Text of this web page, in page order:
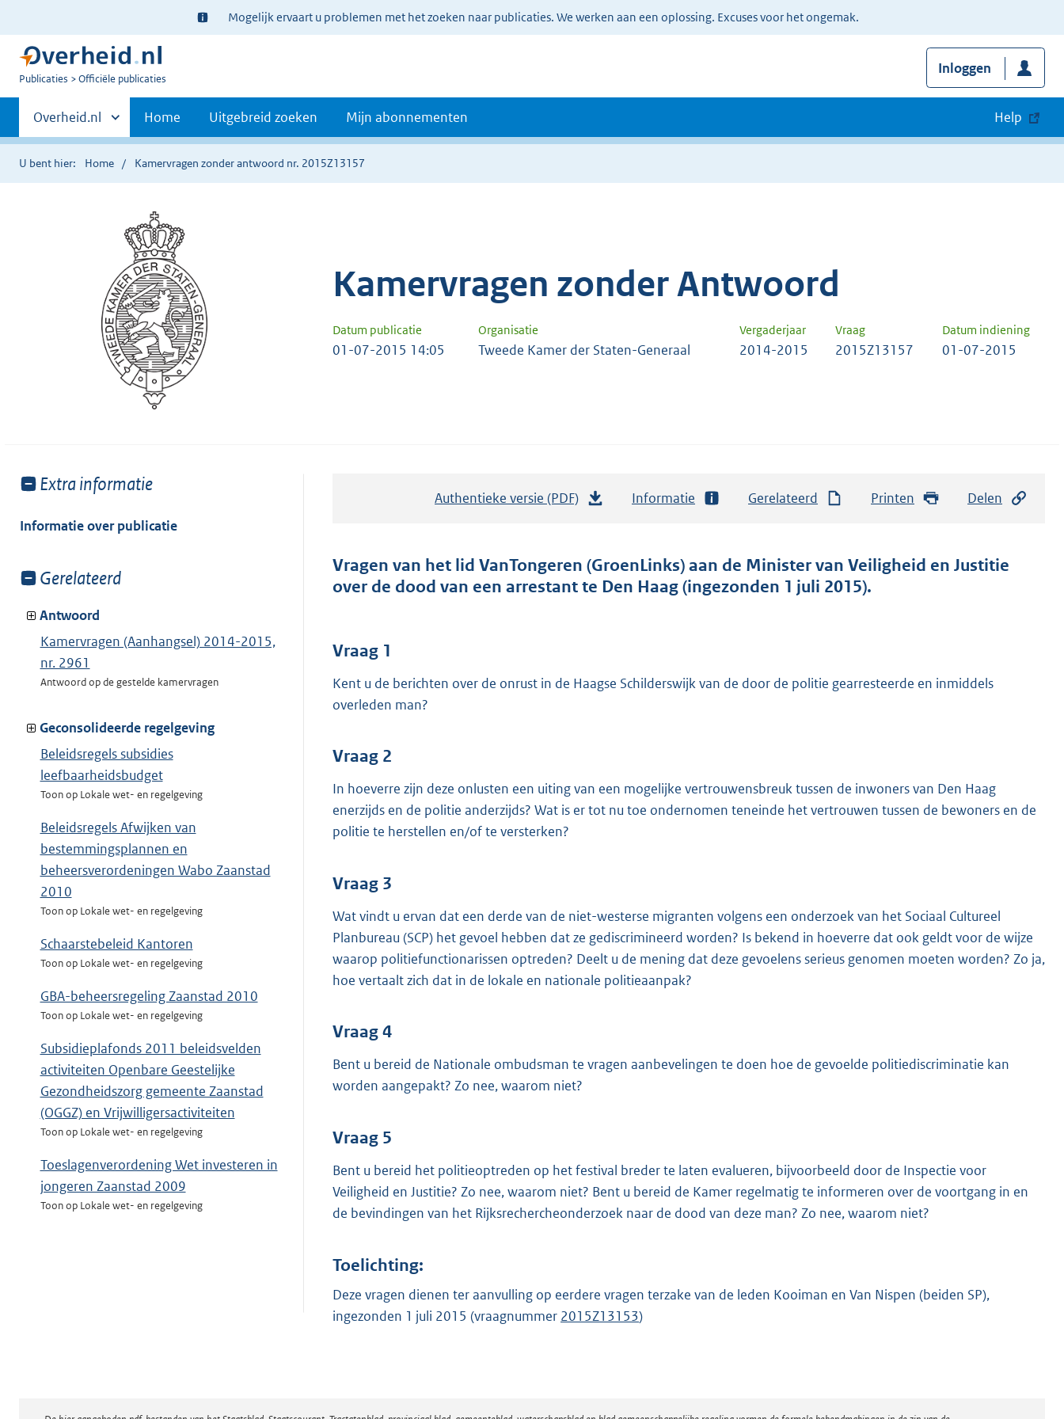
Ter
informatie:
Mogelijk ervaart u problemen met het zoeken naar publicaties. We werken aan een oplossing. Excuses voor het ongemak.
U
Publicaties Officiële publicaties
Inloggen
Primaire
navigatie
Andere
sites
binnen
Overheid.nl Home Uitgebreid zoeken Mijn abonnementen Help
U bent hier: Home Kamervragen zonder antwoord nr. 2015Z13157
Kamervragen zonder Antwoord
Datum publicatie Organisatie Vergaderjaar Vraag Datum indiening
01-07-2015 14:05 Tweede Kamer der Staten-Generaal 2014-2015 2015Z13157 01-07-2015
Toon
van:
Extra informatie
Informatie over publicatie
Toon
van:
Gerelateerd
Antwoord
Kamervragen (Aanhangsel) 2014-2015,
nr. 2961
Antwoord op de gestelde kamervragen
Geconsolideerde regelgeving
Beleidsregels subsidies
leefbaarheidsbudget
Toon op Lokale wet- en regelgeving
Beleidsregels Afwijken van
bestemmingsplannen en
beheersverordeningen Wabo Zaanstad
2010
Toon op Lokale wet- en regelgeving
Schaarstebeleid Kantoren
Toon op Lokale wet- en regelgeving
GBA-beheersregeling Zaanstad 2010
Toon op Lokale wet- en regelgeving
Subsidieplafonds 2011 beleidsvelden
activiteiten Openbare Geestelijke
Gezondheidszorg gemeente Zaanstad
(OGGZ) en Vrijwilligersactiviteiten
Toon op Lokale wet- en regelgeving
Toeslagenverordening Wet investeren in
jongeren Zaanstad 2009
Toon op Lokale wet- en regelgeving
Authentieke versie (PDF)
t
a
r
e
:
Informatie Gerelateerd Printen Delen
Vragen van het lid VanTongeren (GroenLinks) aan de Minister van Veiligheid en Justitie
over de dood van een arrestant te Den Haag (ingezonden 1 juli 2015).
Vraag 1
Kent u de berichten over de onrust in de Haagse Schilderswijk van de door de politie gearresteerde en inmiddels
overleden man?
Vraag 2
In hoeverre zijn deze onlusten een uiting van een mogelijke vertrouwensbreuk tussen de inwoners van Den Haag
enerzijds en de politie anderzijds? Wat is er tot nu toe ondernomen teneinde het vertrouwen tussen de bewoners en de
politie te herstellen en/of te versterken?
Vraag 3
Wat vindt u ervan dat een derde van de niet-westerse migranten volgens een onderzoek van het Sociaal Cultureel
Planbureau (SCP) het gevoel hebben dat ze gediscrimineerd worden? Is bekend in hoeverre dat ook geldt voor de wijze
waarop politiefunctionarissen optreden? Deelt u de mening dat deze gevoelens serieus genomen moeten worden? Zo ja,
hoe vertaalt zich dat in de lokale en nationale politieaanpak?
Vraag 4
Bent u bereid de Nationale ombudsman te vragen aanbevelingen te doen hoe de gevoelde politiediscriminatie kan
worden aangepakt? Zo nee, waarom niet?
Vraag 5
Bent u bereid het politieoptreden op het festival breder te laten evalueren, bijvoorbeeld door de Inspectie voor
Veiligheid en Justitie? Zo nee, waarom niet? Bent u bereid de Kamer regelmatig te informeren over de voortgang in en
de bevindingen van het Rijksrechercheonderzoek naar de dood van deze man? Zo nee, waarom niet?
Toelichting:
Deze vragen dienen ter aanvulling op eerdere vragen terzake van de leden Kooiman en Van Nispen (beiden SP),
ingezonden 1 juli 2015 (vraagnummer 2015Z13153)